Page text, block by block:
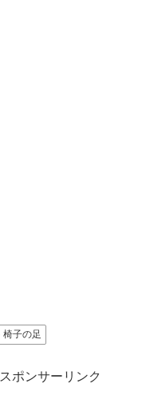
椅子の足
スポンサーリンク